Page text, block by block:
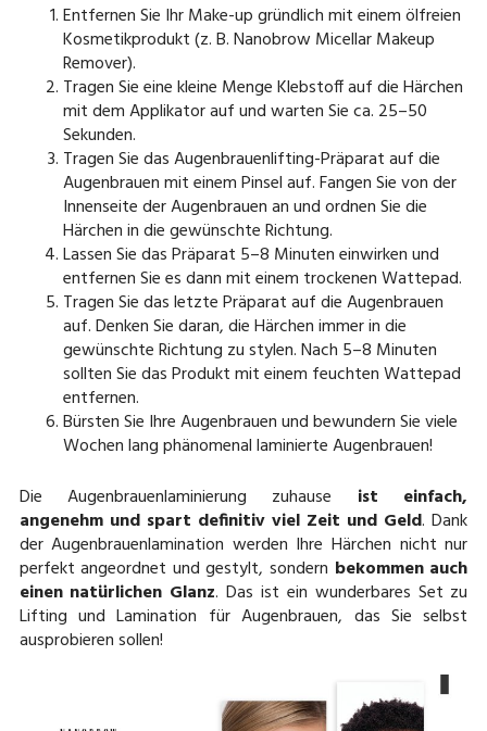
Entfernen Sie Ihr Make-up gründlich mit einem ölfreien
Kosmetikprodukt (z. B. Nanobrow Micellar Makeup
Remover).
Tragen Sie eine kleine Menge Klebstoff auf die Härchen
mit dem Applikator auf und warten Sie ca. 25–50
Sekunden.
Tragen Sie das Augenbrauenlifting-Präparat auf die
Augenbrauen mit einem Pinsel auf. Fangen Sie von der
Innenseite der Augenbrauen an und ordnen Sie die
Härchen in die gewünschte Richtung.
Lassen Sie das Präparat 5–8 Minuten einwirken und
entfernen Sie es dann mit einem trockenen Wattepad.
Tragen Sie das letzte Präparat auf die Augenbrauen
auf. Denken Sie daran, die Härchen immer in die
gewünschte Richtung zu stylen. Nach 5–8 Minuten
sollten Sie das Produkt mit einem feuchten Wattepad
entfernen.
Bürsten Sie Ihre Augenbrauen und bewundern Sie viele
Wochen lang phänomenal laminierte Augenbrauen!
Die Augenbrauenlaminierung zuhause ist einfach,
angenehm und spart definitiv viel Zeit und Geld. Dank
der Augenbrauenlamination werden Ihre Härchen nicht nur
perfekt angeordnet und gestylt, sondern bekommen auch
einen natürlichen Glanz. Das ist ein wunderbares Set zu
Lifting und Lamination für Augenbrauen, das Sie selbst
ausprobieren sollen!